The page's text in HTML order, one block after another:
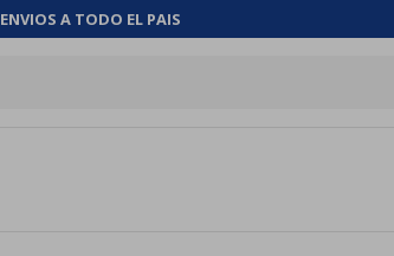
ENVIOS A TODO EL PAIS